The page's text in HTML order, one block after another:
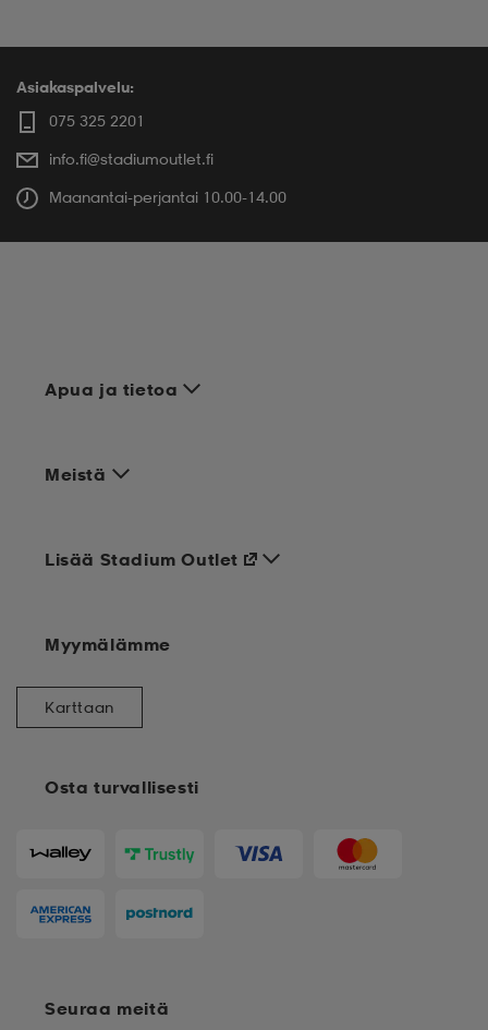
Asiakaspalvelu:
075 325 2201
info.fi@stadiumoutlet.fi
Maanantai-perjantai 10.00-14.00
Apua ja tietoa
Meistä
Osta turvallisesti
Lisää Stadium Outlet
Myymälämme
Karttaan
Seuraa meitä